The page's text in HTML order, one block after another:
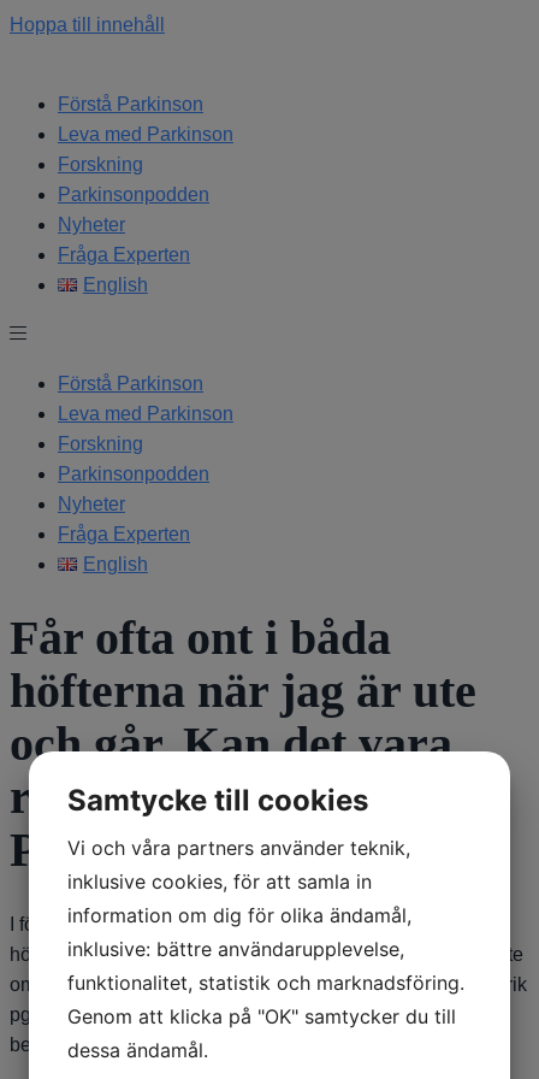
Hoppa till innehåll
Förstå Parkinson
Leva med Parkinson
Forskning
Parkinsonpodden
Nyheter
Fråga Experten
English
Förstå Parkinson
Leva med Parkinson
Forskning
Parkinsonpodden
Nyheter
Fråga Experten
English
Får ofta ont i båda
höfterna när jag är ute
och går. Kan det vara
relaterat till min
Parkinson?
I första hand ska man misstänka annan orsak, särskilt
höftledsartros. Bra att kolla vid vårdcentralen. Men det är inte
omöjligt att det är relaterat till hållningen eller benens motorik
pga Parkinson. En fysioterapeut kan göra en
bedömning. /Dag Nyholm
Samtycke till cookies
Vi och våra partners använder teknik,
inklusive cookies, för att samla in
information om dig för olika ändamål,
inklusive: bättre användarupplevelse,
funktionalitet, statistik och marknadsföring.
Genom att klicka på "OK" samtycker du till
dessa ändamål.